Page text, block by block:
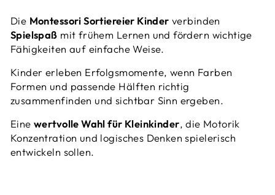
Die Montessori Sortiereier Kinder verbinden
Spielspaß mit frühem Lernen und fördern wichtige
Fähigkeiten auf einfache Weise.
Kinder erleben Erfolgsmomente, wenn Farben
Formen und passende Hälften richtig
zusammenfinden und sichtbar Sinn ergeben.
Einewertvolle Wahl für Kleinkinder, die Motorik
Konzentration und logisches Denken spielerisch
entwickeln sollen.